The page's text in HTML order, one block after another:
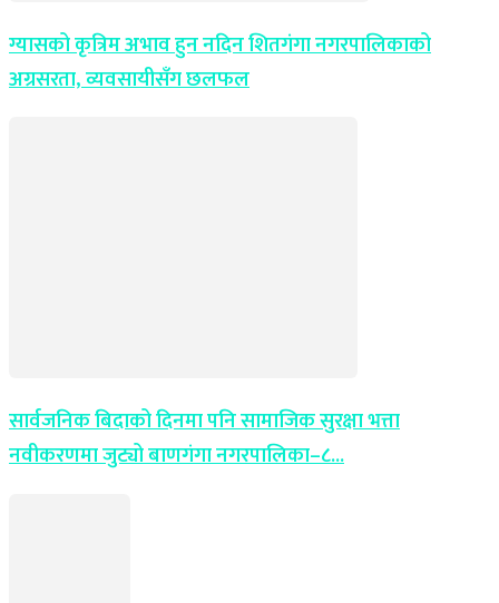
ग्यासको कृत्रिम अभाव हुन नदिन शितगंगा नगरपालिकाको
अग्रसरता, व्यवसायीसँग छलफल
सार्वजनिक बिदाको दिनमा पनि सामाजिक सुरक्षा भत्ता
नवीकरणमा जुट्यो बाणगंगा नगरपालिका–८...